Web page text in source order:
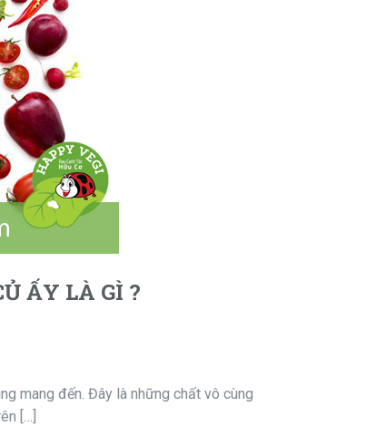
ẤY LÀ GÌ ?
mang đến. Đây là những chất vô cùng
[…]